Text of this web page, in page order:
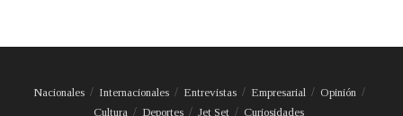
Nacionales Internacionales Entrevistas Empresarial
Opinión
Cultura
Deportes Jet Set Curiosidades